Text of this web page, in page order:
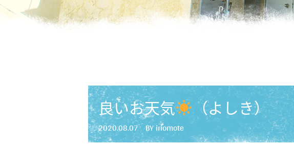
良いお天気 （よしき）
2020.08.07 BY iriomote